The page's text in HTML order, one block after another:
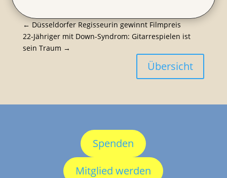
← Düssel­dorfer Regis­seurin gewinnt Filmpreis
22-Jähriger mit Down-Syndrom: Gitar­re­spielen ist
sein Traum →
Übersicht
Spenden
Mitglied werden